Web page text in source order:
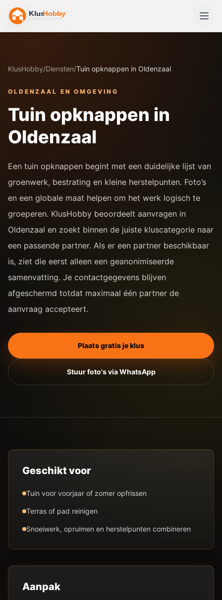
KlusHobby/Diensten/Tuin opknappen in Oldenzaal
OLDENZAAL EN OMGEVING
Tuin opknappen in
Oldenzaal
Een tuin opknappen begint met een duidelijke lijst van
groenwerk, bestrating en kleine herstelpunten. Foto’s
en een globale maat helpen om het werk logisch te
groeperen. KlusHobby beoordeelt aanvragen in
Oldenzaal en zoekt binnen de juiste kluscategorie naar
een passende partner. Als er een partner beschikbaar
is, ziet die eerst alleen een geanonimiseerde
samenvatting. Je contactgegevens blijven
afgeschermd totdat maximaal één partner de
aanvraag accepteert.
Plaats gratis je klus
Stuur foto's via WhatsApp
Geschikt voor
Tuin voor voorjaar of zomer opfrissen
Terras of pad reinigen
Snoeiwerk, opruimen en herstelpunten combineren
Aanpak